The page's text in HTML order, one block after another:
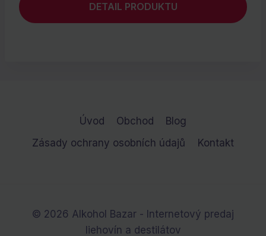
DETAIL PRODUKTU
Úvod Obchod
Blog
Zásady ochrany osobních údajů
Kontakt
© 2026 Alkohol Bazar - Internetový predaj
liehovín a destilátov